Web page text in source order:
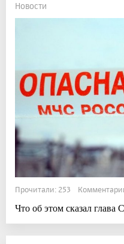
Новости
Прочитали: 253
Что об этом сказал глава